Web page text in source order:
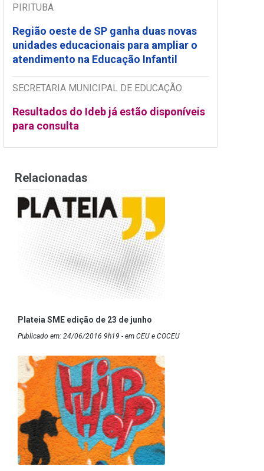
PIRITUBA
Região oeste de SP ganha duas novas
unidades educacionais para ampliar o
atendimento na Educação Infantil
SECRETARIA MUNICIPAL DE EDUCAÇÃO
Resultados do Ideb já estão disponíveis
para consulta
Relacionadas
Plateia SME edição de 23 de junho
Publicado em: 24/06/2016 9h19 - em CEU e COCEU